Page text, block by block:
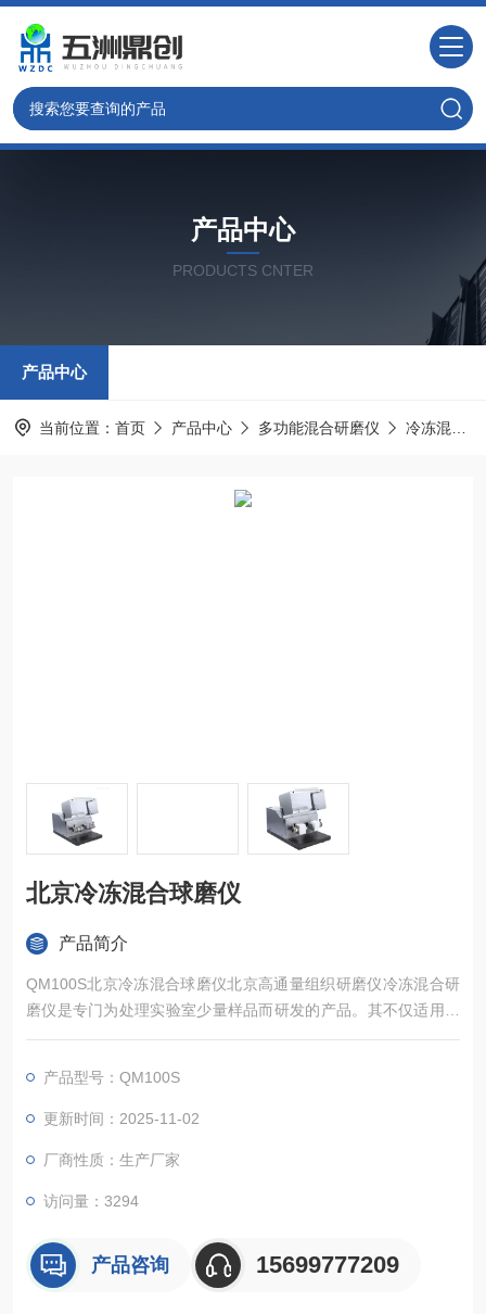
产品中心
PRODUCTS CNTER
产品中心
当前位置： 首页 产品中心 多功能混合研磨仪 冷冻混合研磨仪
北京冷冻混合球磨仪
产品简介
QM100S北京冷冻混合球磨仪北京高通量组织研磨仪冷冻混合研
磨仪是专门为处理实验室少量样品而研发的产品。其不仅适用于
对硬性、中硬性和脆性样品的细粉碎和精细研磨，还适用于软
产品型号：QM100S
更新时间：2025-11-02
厂商性质：生产厂家
访问量：3294
产品咨询 15699777209